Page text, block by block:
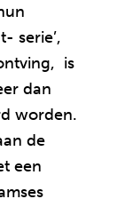
serie’,
is
dan
worden.
de
een